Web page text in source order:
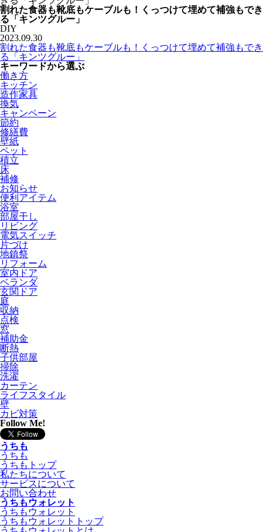
割れた食器も靴底もケーブルも！くっつけて埋めて補強もでき
る「キンツグルー」
DIY
2023.09.30
割れた食器も靴底もケーブルも！くっつけて埋めて補強もでき
る「キンツグルー」
キーワードから選ぶ
働き方
キッチン
造作家具
換気
キャンペーン
節約
修繕費
壁紙
ペット
積立
床
補修
お知らせ
便利アイテム
浴室
部屋干し
リビング
電気スイッチ
片づけ
地鎮祭
リフォーム
室内ドア
ベランダ
玄関ドア
庭
収納
点検
窓
補助金
断熱
子供部屋
掃除
洗濯
カーテン
ライフスタイル
壁
カビ対策
Follow Me!
うちも
うちも
うちもトップ
私たちについて
サービスについて
お問い合わせ
うちもウォレット
うちもウォレット
うちもウォレットトップ